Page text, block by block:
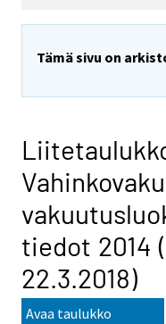
Tämä sivu on
tiedot 2014
22.3.2018)
Avaa taulukko